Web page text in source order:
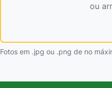
ou
Fotos em .jpg ou .png de no